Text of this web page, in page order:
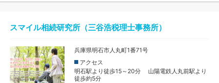
スマイル相続研究所（三谷浩税理士事務所）
兵庫県明石市人丸町1番71号
アクセス
明石駅より徒歩15～20分 山陽電鉄人丸前駅より
徒歩約5分